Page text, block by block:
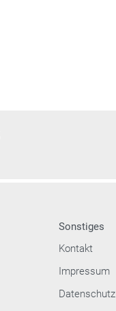
Sonstiges
Kontakt
Impressum
Datenschutz